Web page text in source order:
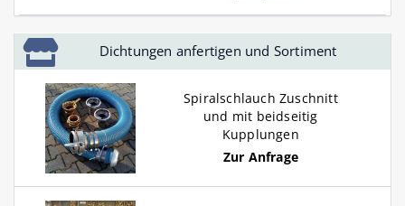
Dichtungen anfertigen und Sortiment
Spiralschlauch Zuschnitt
und mit beidseitig
Kupplungen
Zur Anfrage